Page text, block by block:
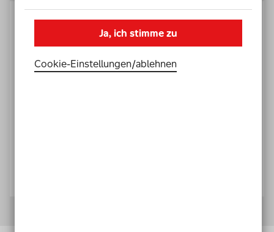
Losaktivieren
Einfach und schnell deinen Jahreslos-Gutschein
oder dein Monatslos von REWE aktivieren.
Ja, ich stimme zu
Cookie-Einstellungen­/­ablehnen